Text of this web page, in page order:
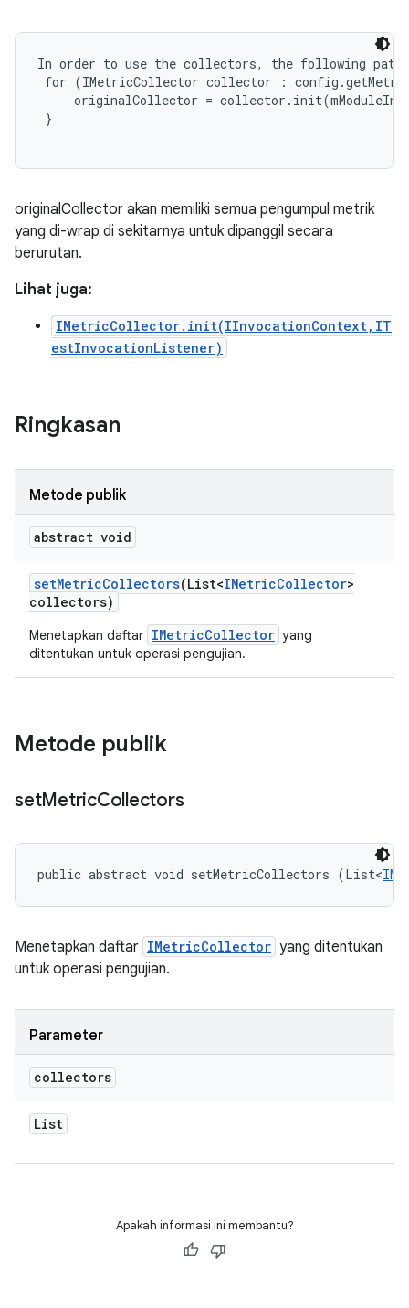
In order to use the collectors, the following
for (IMetricCollector collector :
originalCollector =
}
originalCollector akan memiliki semua pengumpul metrik
yang di-wrap di sekitarnya untuk dipanggil secara
berurutan.
Lihat juga:
IMetricCollector.init(IInvocationContext,IT
estInvocationListener)
Ringkasan
Metode publik
abstract void
setMetricCollectors(List<IMetricCollector>
collectors)
Menetapkan daftar IMetricCollector yang
ditentukan untuk operasi pengujian.
Metode publik
setMetricCollectors
public abstract void setMetricCollectors (List<
Menetapkan daftar IMetricCollector yang ditentukan
untuk operasi pengujian.
Parameter
collectors
List
Apakah informasi ini membantu?